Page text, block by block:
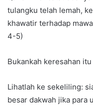
tulangku telah lemah,
khawatir terhadap
4-5)
Bukankah keresahan
Lihatlah ke sekeliling:
besar dakwah jika para